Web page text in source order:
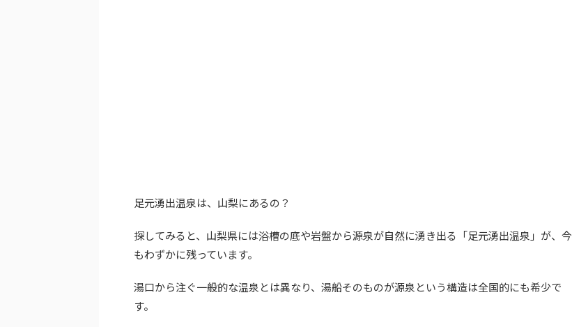
足元湧出温泉は、山梨にあるの？
探してみると、山梨県には浴槽の底や岩盤から源泉が自然に湧き出る「足元湧出温泉」が、今
もわずかに残っています。
湯口から注ぐ一般的な温泉とは異なり、湯船そのものが源泉という構造は全国的にも希少で
す。